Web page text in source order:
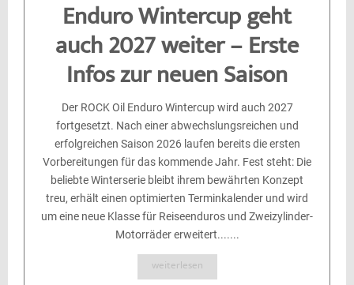
Enduro Wintercup geht
auch 2027 weiter – Erste
Infos zur neuen Saison
Der ROCK Oil Enduro Wintercup wird auch 2027
fortgesetzt. Nach einer abwechslungsreichen und
erfolgreichen Saison 2026 laufen bereits die ersten
Vorbereitungen für das kommende Jahr. Fest steht: Die
beliebte Winterserie bleibt ihrem bewährten Konzept
treu, erhält einen optimierten Terminkalender und wird
um eine neue Klasse für Reiseenduros und Zweizylinder-
Motorräder erweitert.......
weiterlesen